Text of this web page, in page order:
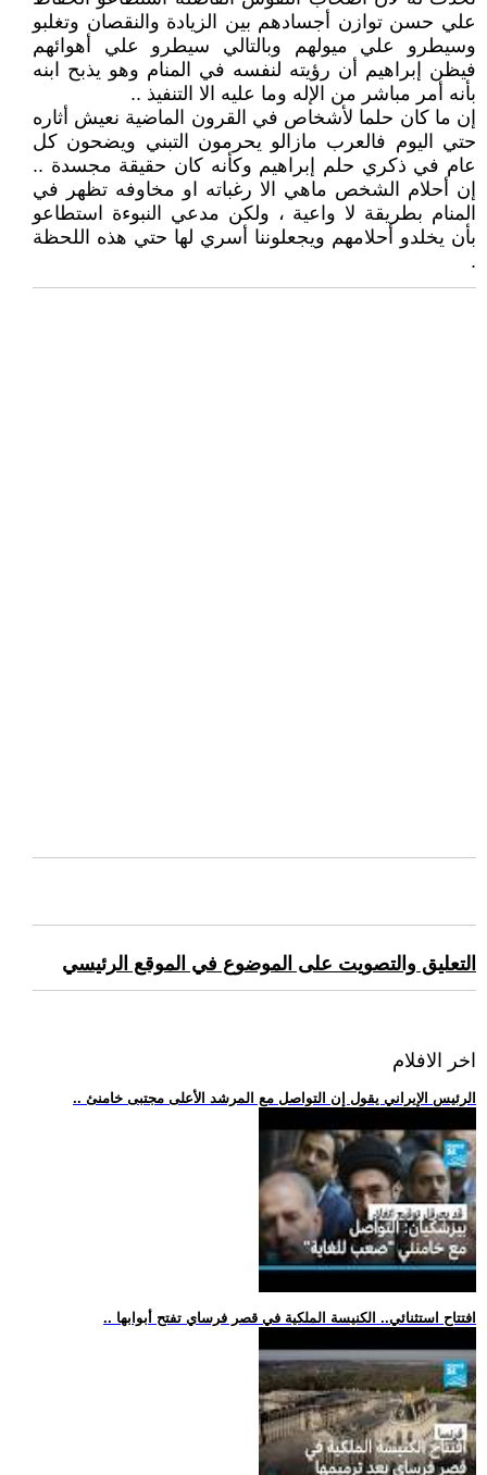
علي حسن توازن أجسادهم بين الزيادة والنقصان وتغلبو
وسيطرو علي ميولهم وبالتالي سيطرو علي أهوائهم
فيظن إبراهيم أن رؤيته لنفسه في المنام وهو يذبح ابنه
بأنه أمر مباشر من الإله وما عليه الا التنفيذ ..
إن ما كان حلما لأشخاص في القرون الماضية نعيش أثاره
حتي اليوم فالعرب مازالو يحرمون التبني ويضحون كل
عام في ذكري حلم إبراهيم وكأنه كان حقيقة مجسدة ..
إن أحلام الشخص ماهي الا رغباته او مخاوفه تظهر في
المنام بطريقة لا واعية ، ولكن مدعي النبوءة استطاعو
بأن يخلدو أحلامهم ويجعلوننا أسري لها حتي هذه اللحظة
.
التعليق والتصويت على الموضوع في الموقع الرئيسي
اخر الافلام
.. الرئيس الإيراني يقول إن التواصل مع المرشد الأعلى مجتبى خامنئ
.. افتتاح استثنائي.. الكنيسة الملكية في قصر فرساي تفتح أبوابها